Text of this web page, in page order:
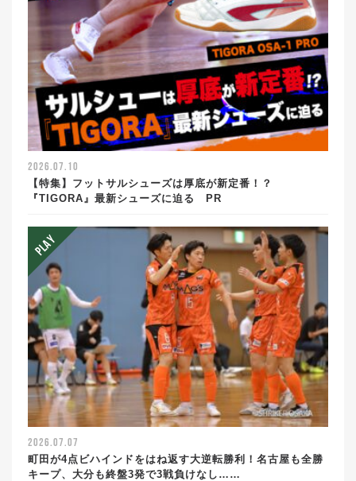
2026.07.10
【特集】フットサルシューズは厚底が新定番！？
『TIGORA』最新シューズに迫る PR
2026.07.07
町田が4点ビハインドをはね返す大逆転勝利！名古屋も全勝
キープ、大分も終盤3発で3戦負けなし……